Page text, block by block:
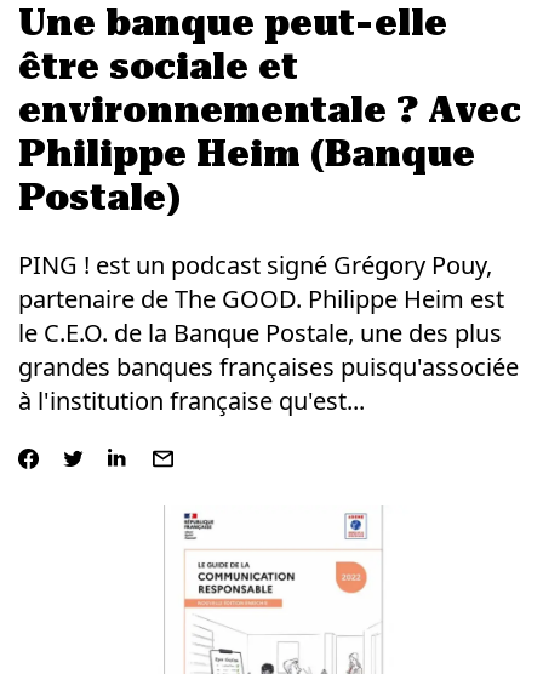
Une banque peut-elle
être sociale et
environnementale ? Avec
Philippe Heim (Banque
Postale)
PING ! est un podcast signé Grégory Pouy,
partenaire de The GOOD. Philippe Heim est
le C.E.O. de la Banque Postale, une des plus
grandes banques françaises puisqu'associée
à l'institution française qu'est...